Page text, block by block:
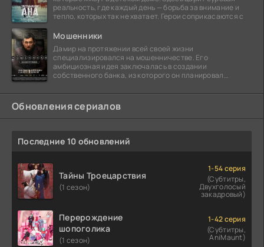
реальность, где каждый день — борьба за внимание и
тепло, которых так не хватает. Герои соприкасаются с
Мошенники
Дамир на протяжении всей своей жизни
специализировался на мошенничестве. Его
амбициозная идея заключалась в создании
собственного банка, из которого он планировал
Обновления сериалов
Последние 10 обновлений
Тайны Троецарствия
(1 сезон)
1-54 серия
(Субтитры,
Двухголосый
закадровый)
Перерождение
шопоголика
(1 сезон)
1-42 серия
(Субтитры,
AniMaunt)